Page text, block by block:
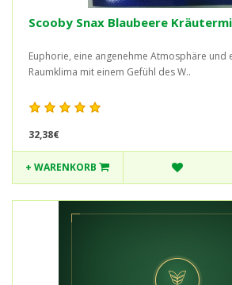
Scooby Snax Blaubeere
Euphorie, eine angenehme Atmosphäre und
Raumklima mit einem Gefühl des W..
32,38€
+ WARENKORB